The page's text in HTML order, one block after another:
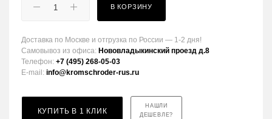
В КОРЗИНУ
Доставка по Москве и отгрузка по России — 1-2 дня!
Самовывоз из офиса: Нововладыкинский проезд д.8
Телефон: +7 (495) 268-05-03
E-mail: info@kromschroder-rus.ru
КУПИТЬ В 1 КЛИК
НАШЛИ
ДЕШЕВЛЕ?